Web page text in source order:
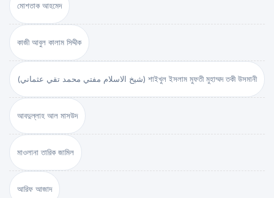
মোশতাক আহমেদ
কাজী আবুল কালাম সিদ্দীক
(شيخ الاسلام مفتي محمد تقي عثماني) শাইখুল ইসলাম মুফতী মুহাম্মদ তকী উসমানী
আবদুল্লাহ আল মাসউদ
মাওলানা তারিক জামিল
আরিফ আজাদ